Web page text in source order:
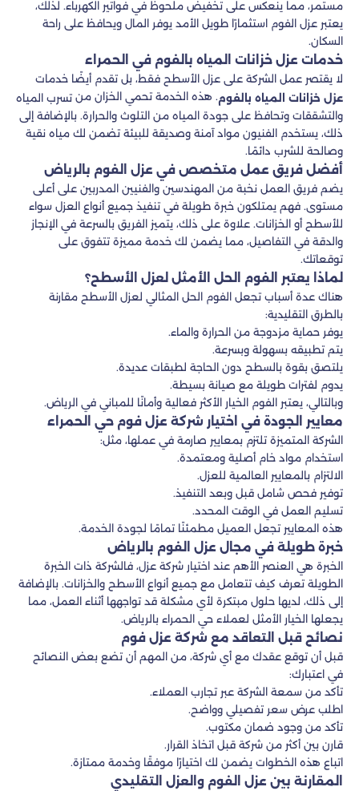
مستمر، مما ينعكس على تخفيض ملحوظ في فواتير الكهرباء. لذلك،
يعتبر عزل الفوم استثمارًا طويل الأمد يوفر المال ويحافظ على راحة
السكان.
خدمات عزل خزانات المياه بالفوم في الحمراء
لا يقتصر عمل الشركة على عزل الأسطح فقط، بل تقدم أيضًا خدمات
عزل خزانات المياه بالفوم. هذه الخدمة تحمي الخزان من تسرب المياه
والتشققات وتحافظ على جودة المياه من التلوث والحرارة. بالإضافة إلى
ذلك، يستخدم الفنيون مواد آمنة وصديقة للبيئة تضمن لك مياه نقية
وصالحة للشرب دائمًا.
أفضل فريق عمل متخصص في عزل الفوم بالرياض
يضم فريق العمل نخبة من المهندسين والفنيين المدربين على أعلى
مستوى. فهم يمتلكون خبرة طويلة في تنفيذ جميع أنواع العزل سواء
للأسطح أو الخزانات. علاوة على ذلك، يتميز الفريق بالسرعة في الإنجاز
والدقة في التفاصيل، مما يضمن لك خدمة مميزة تتفوق على
توقعاتك.
لماذا يعتبر الفوم الحل الأمثل لعزل الأسطح؟
هناك عدة أسباب تجعل الفوم الحل المثالي لعزل الأسطح مقارنة
بالطرق التقليدية:
يوفر حماية مزدوجة من الحرارة والماء.
يتم تطبيقه بسهولة وبسرعة.
يلتصق بقوة بالسطح دون الحاجة لطبقات عديدة.
يدوم لفترات طويلة مع صيانة بسيطة.
وبالتالي، يعتبر الفوم الخيار الأكثر فعالية وأمانًا للمباني في الرياض.
معايير الجودة في اختيار شركة عزل فوم حي الحمراء
الشركة المتميزة تلتزم بمعايير صارمة في عملها، مثل:
استخدام مواد خام أصلية ومعتمدة.
الالتزام بالمعايير العالمية للعزل.
توفير فحص شامل قبل وبعد التنفيذ.
تسليم العمل في الوقت المحدد.
هذه المعايير تجعل العميل مطمئنًا تمامًا لجودة الخدمة.
خبرة طويلة في مجال عزل الفوم بالرياض
الخبرة هي العنصر الأهم عند اختيار شركة عزل، فالشركة ذات الخبرة
الطويلة تعرف كيف تتعامل مع جميع أنواع الأسطح والخزانات. بالإضافة
إلى ذلك، لديها حلول مبتكرة لأي مشكلة قد تواجهها أثناء العمل، مما
يجعلها الخيار الأمثل لعملاء حي الحمراء بالرياض.
نصائح قبل التعاقد مع شركة عزل فوم
قبل أن توقع عقدك مع أي شركة، من المهم أن تضع بعض النصائح
في اعتبارك:
تأكد من سمعة الشركة عبر تجارب العملاء.
اطلب عرض سعر تفصيلي وواضح.
تأكد من وجود ضمان مكتوب.
قارن بين أكثر من شركة قبل اتخاذ القرار.
اتباع هذه الخطوات يضمن لك اختيارًا موفقًا وخدمة ممتازة.
المقارنة بين عزل الفوم والعزل التقليدي